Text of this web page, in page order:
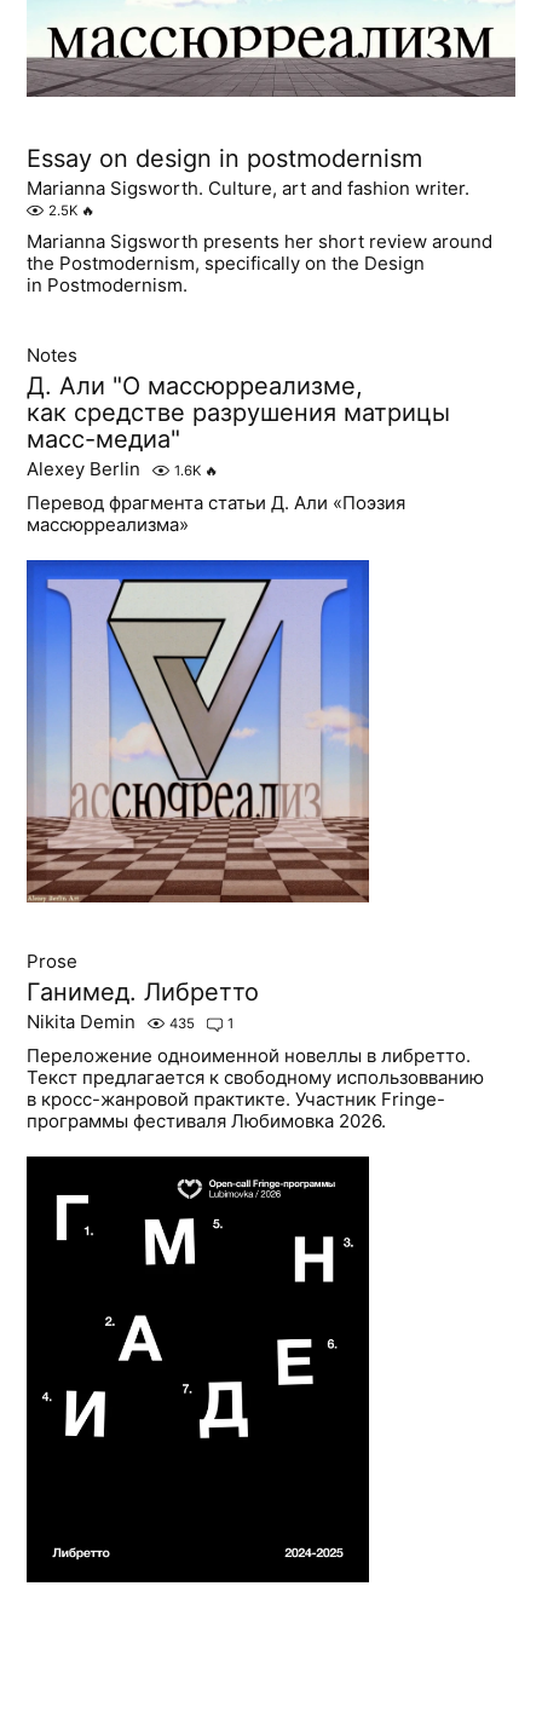
Еssay on design in postmodernism
Marianna Sigsworth. Culture, art and fashion writer.
2.5K 🔥
Marianna Sigsworth presents her short review around
the Postmodernism, specifically on the Design
in Postmodernism.
Notes
Д. Али "О массюрреализме,
как средстве разрушения матрицы
масс-медиа"
Alexey Berlin 1.6K 🔥
Перевод фрагмента статьи Д. Али «Поэзия
массюрреализма»
Prose
Ганимед. Либретто
Nikita Demin 435 1
Переложение одноименной новеллы в либретто.
Текст предлагается к свободному использовванию
в кросс-жанровой практикте. Участник Fringe-
программы фестиваля Любимовка 2026.